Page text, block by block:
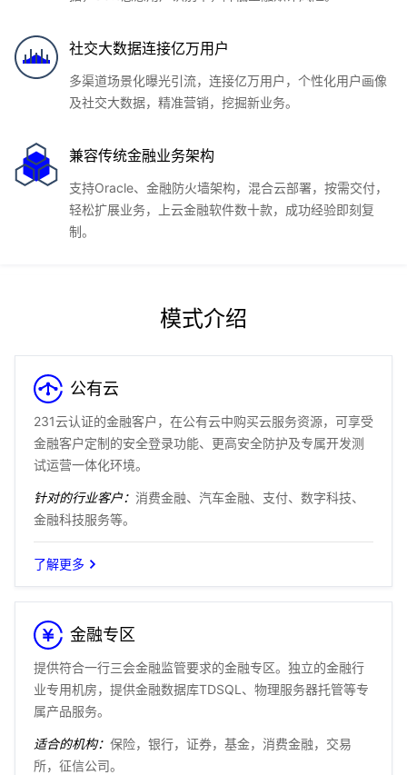
社交大数据连接亿万用户
多渠道场景化曝光引流，连接亿万用户，个性化用户画像
及社交大数据，精准营销，挖掘新业务。
兼容传统金融业务架构
支持Oracle、金融防火墙架构，混合云部署，按需交付，
轻松扩展业务，上云金融软件数十款，成功经验即刻复
制。
模式介绍
公有云
231云认证的金融客户，在公有云中购买云服务资源，可享受
金融客户定制的安全登录功能、更高安全防护及专属开发测
试运营一体化环境。
针对的行业客户： 消费金融、汽车金融、支付、数字科技、
金融科技服务等。
了解更多
金融专区
提供符合一行三会金融监管要求的金融专区。独立的金融行
业专用机房，提供金融数据库TDSQL、物理服务器托管等专
属产品服务。
适合的机构： 保险，银行，证券，基金，消费金融，交易
所，征信公司。